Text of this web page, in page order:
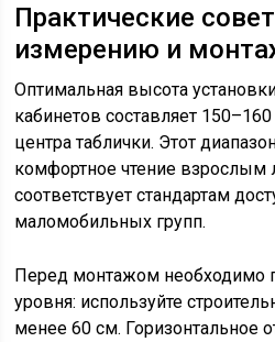
Практические
измерению и
Оптимальная высота
кабинетов составляет
центра таблички. Этот
комфортное чтение взрослым
соответствует стандартам
маломобильных групп.
Перед монтажом необходимо
уровня: используйте
менее 60 см. Горизонтальное